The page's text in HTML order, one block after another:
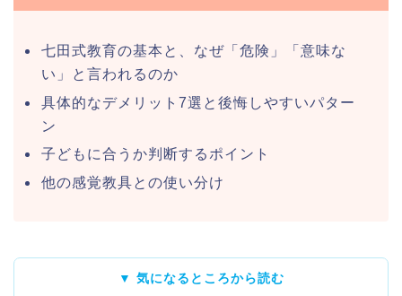
七田式教育の基本と、なぜ「危険」「意味な
い」と言われるのか
具体的なデメリット7選と後悔しやすいパター
ン
子どもに合うか判断するポイント
他の感覚教具との使い分け
▼ 気になるところから読む